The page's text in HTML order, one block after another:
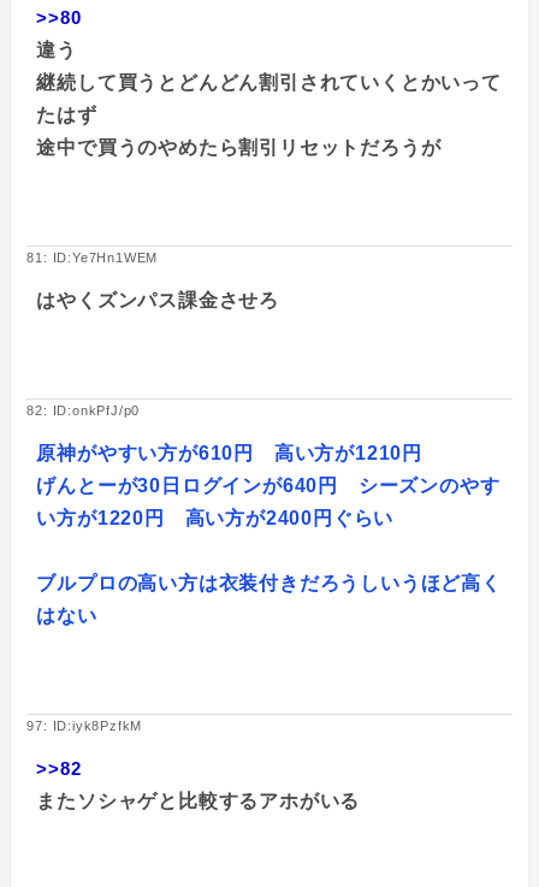
>>80
違う
継続して買うとどんどん割引されていくとかいって
たはず
途中で買うのやめたら割引リセットだろうが
81: ID:Ye7Hn1WEM
はやくズンパス課金させろ
82: ID:onkPfJ/p0
原神がやすい方が610円 高い方が1210円
げんとーが30日ログインが640円 シーズンのやす
い方が1220円 高い方が2400円ぐらい
ブルプロの高い方は衣装付きだろうしいうほど高く
はない
97: ID:iyk8PzfkM
>>82
またソシャゲと比較するアホがいる